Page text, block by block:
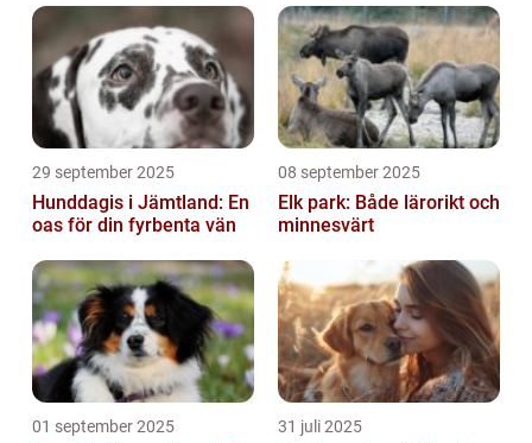
29 september 2025
Hunddagis i Jämtland: En
oas för din fyrbenta vän
08 september 2025
Elk park: Både lärorikt och
minnesvärt
01 september 2025 31 juli 2025